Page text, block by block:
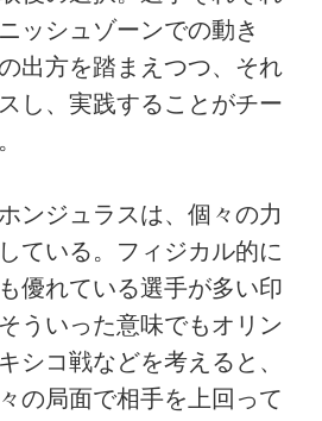
ッシュゾーンでの動き
出方を踏まえつつ、それ
し、実践することがチー
ンジュラスは、個々の力
ている。フィジカル的に
優れている選手が多い印
ういった意味でもオリン
シコ戦などを考えると、
の局面で相手を上回って